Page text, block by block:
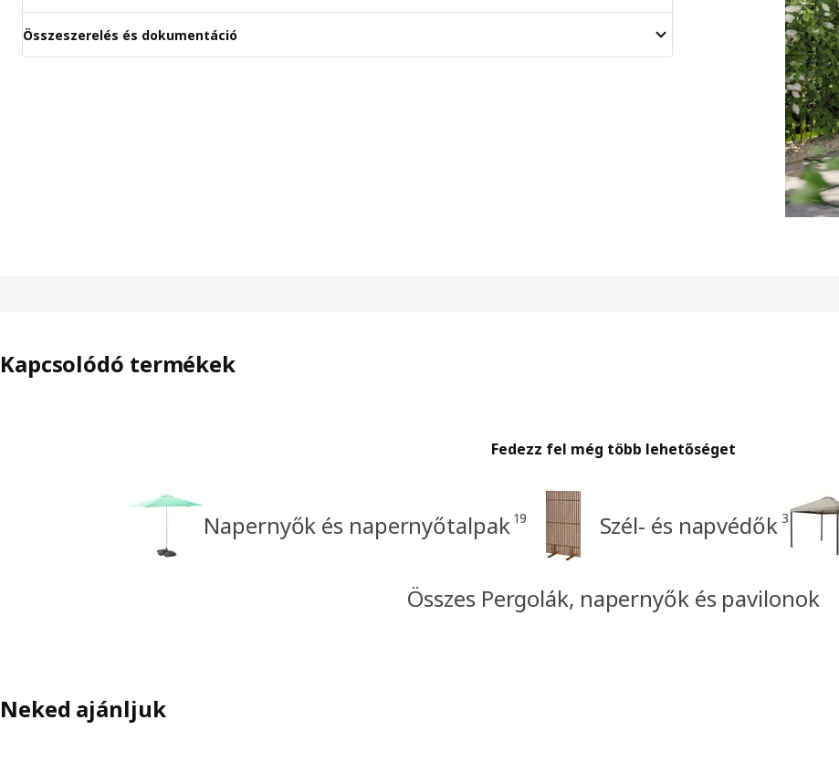
Összeszerelés és dokumentáció
Kapcsolódó termékek
Fedezz fel még több lehetőséget
Napernyők és napernyőtalpak 19 Szél- és napvédők 3
Összes Pergolák, napernyők és pavilonok
Neked ajánljuk